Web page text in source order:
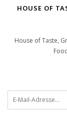
HOUSE OF
House of Taste,